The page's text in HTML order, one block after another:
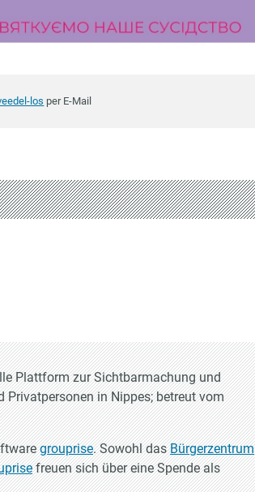
los per E-Mail
Plattform zur Sichtbarmachung und
Privatpersonen in Nippes; betreut vom
grouprise. Sowohl dasBürgerzentrum
freuen sich über eine Spende als